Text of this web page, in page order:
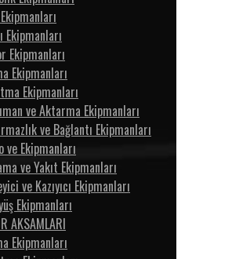
Ekipmanları
Ekipmanları
Ekipmanları
Ekipmanları
ve Aktarma Ekipmanları
ve Bağlantı Ekipmanları
ve Ekipmanları
ve Yakıt Ekipmanları
ve Kazıyıcı Ekipmanları
Ekipmanları
AKSAMLARI
Ekipmanları